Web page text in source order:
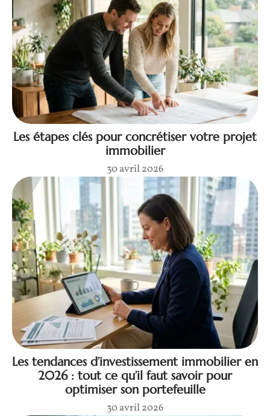
Les étapes clés pour concrétiser votre projet
immobilier
30 avril 2026
Les tendances d’investissement immobilier en
2026 : tout ce qu’il faut savoir pour
optimiser son portefeuille
30 avril 2026